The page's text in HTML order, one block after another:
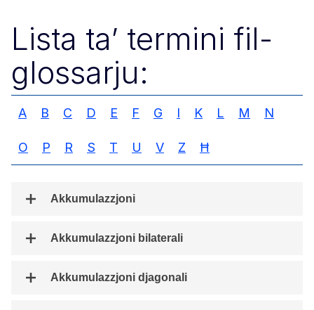
Lista ta’ termini fil-
glossarju:
A B C D E F G I K L M N
O P R S T U V Z Ħ
Akkumulazzjoni
Akkumulazzjoni bilaterali
Akkumulazzjoni djagonali